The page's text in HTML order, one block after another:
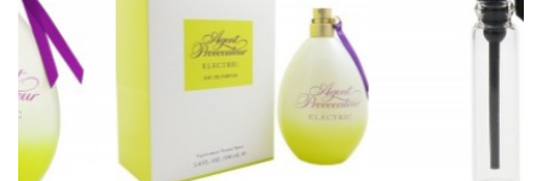
ArteOlfatto
Asabi
Asgharali